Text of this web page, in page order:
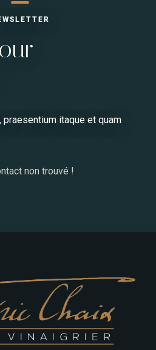
praesentium itaque et quam
non trouvé !